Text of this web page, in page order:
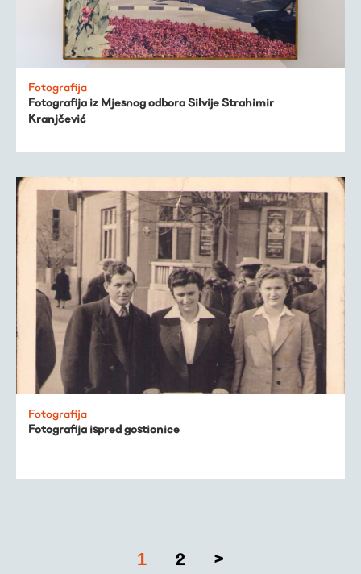
Fotografija
Fotografija iz Mjesnog odbora Silvije Strahimir
Kranjčević
Fotografija
Fotografija ispred gostionice
1 2 >